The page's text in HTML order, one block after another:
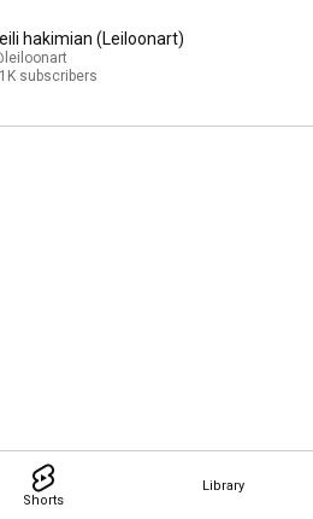
Shorts
Library
hakimian (Leiloonart)
subscribers